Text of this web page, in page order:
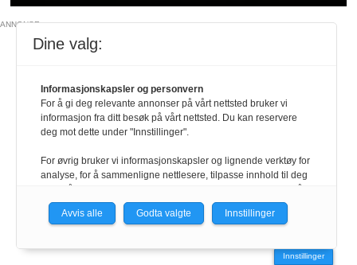
ANNONSE
Innstillinger
Dine valg:
Informasjonskapsler og personvern
For å gi deg relevante annonser på vårt nettsted bruker vi
informasjon fra ditt besøk på vårt nettsted. Du kan reservere
deg mot dette under "Innstillinger".
For øvrig bruker vi informasjonskapsler og lignende verktøy for
analyse, for å sammenligne nettlesere, tilpasse innhold til deg
personvernerklæring.
du få relevante annonser på nettstedene til medlemmene i
nettverket basert på informasjon fra dine besøk på tvers av
Avvis alle Godta valgte Innstillinger